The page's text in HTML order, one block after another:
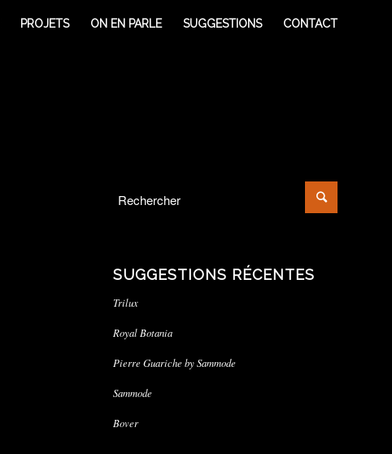
PROJETS ON EN PARLE SUGGESTIONS CONTACT
SUGGESTIONS RÉCENTES
Trilux
Royal Botania
Pierre Guariche by Sammode
Sammode
Bover